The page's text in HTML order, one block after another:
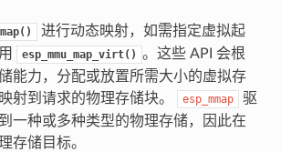
进行动态映射，如需指定虚拟起
esp_mmu_map_virt() 。这些 API 会根
能力，分配或放置所需大小的虚拟存
射到请求的物理存储块。
esp_mmap
驱
一种或多种类型的物理存储，因此在
存储目标。